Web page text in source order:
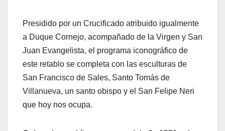
Presidido por un Crucificado atribuido igualmente
a Duque Cornejo, acompañado de la Virgen y San
Juan Evangelista, el programa iconográfico de
este retablo se completa con las esculturas de
San Francisco de Sales, Santo Tomás de
Villanueva, un santo obispo y el San Felipe Neri
que hoy nos ocupa.